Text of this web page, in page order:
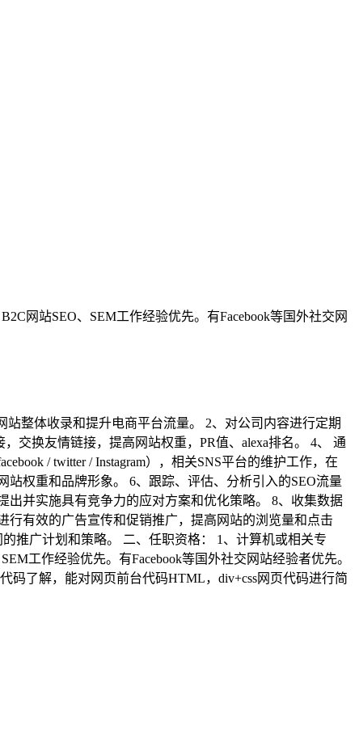
网站SEO、SEM工作经验优先。有Facebook等国外社交网
整体收录和提升电商平台流量。 2、对公司内容进行定期
交换友情链接，提高网站权重，PR值、alexa排名。 4、 通
/ twitter / Instagram），相关SNS平台的维护工作，在
权重和品牌形象。 6、跟踪、评估、分析引入的SEO流量
并实施具有竞争力的应对方案和优化策略。 8、收集数据
有效的广告宣传和促销推广，提高网站的浏览量和点击
推广计划和策略。 二、任职资格： 1、计算机或相关专
工作经验优先。有Facebook等国外社交网站经验者优先。
码了解，能对网页前台代码HTML，div+css网页代码进行简